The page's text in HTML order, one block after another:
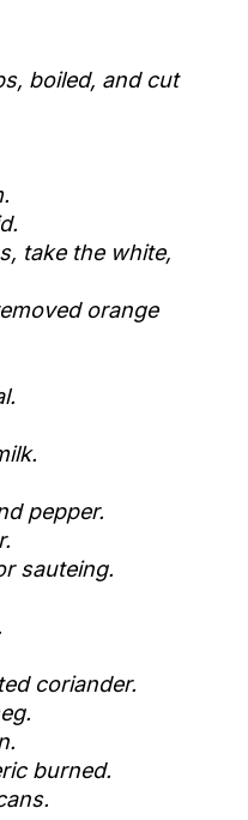
boiled, and cut
take the white,
orange
pepper.
sauteing.
coriander.
burned.